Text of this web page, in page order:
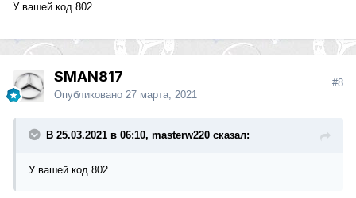
У вашей код 802
SMAN817
Опубликовано 27 марта, 2021
#8
В 25.03.2021 в 06:10, masterw220 сказал:
У вашей код 802